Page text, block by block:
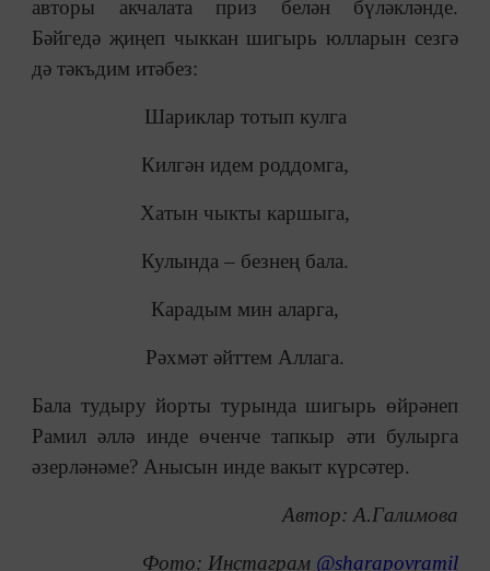
авторы акчалата приз белән бүләкләнде.
Бәйгедә җиңеп чыккан шигырь юлларын сезгә
дә тәкъдим итәбез:
Шариклар тотып кулга
Килгән идем роддомга,
Хатын чыкты каршыга,
Кулында – безнең бала.
Карадым мин аларга,
Рәхмәт әйттем Аллага.
Бала тудыру йорты турында шигырь өйрәнеп
Рамил әллә инде өченче тапкыр әти булырга
әзерләнәме? Анысын инде вакыт күрсәтер.
Автор: А.Галимова
Фото: Инстаграм @sharapovramil